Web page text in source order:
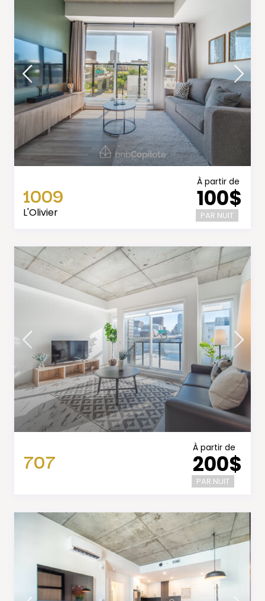
À partir de
100$
PAR NUIT
1009
L'Olivier
À partir de
200$
PAR NUIT
707